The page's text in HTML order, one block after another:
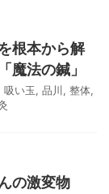
根本から解
魔法の鍼」
吸い玉, 品川, 整体,
の激変物